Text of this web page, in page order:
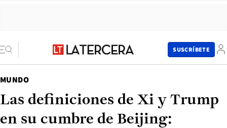
SUSCRÍBETE
MUNDO
Las definiciones de Xi y Trump
en su cumbre de Beijing: